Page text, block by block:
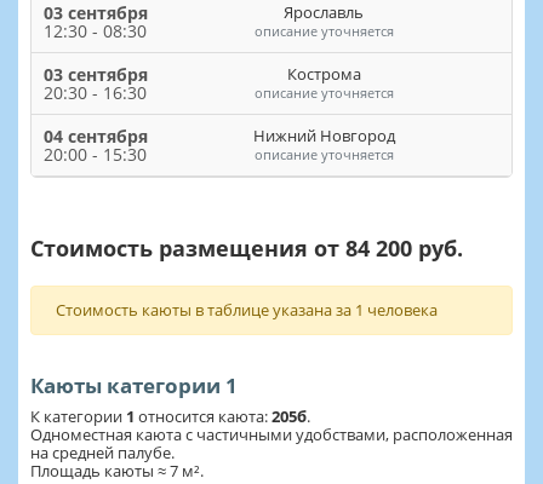
03 сентября
12:30 - 08:30
Ярославль
описание уточняется
03 сентября
20:30 - 16:30
Кострома
описание уточняется
04 сентября
20:00 - 15:30
Нижний Новгород
описание уточняется
Стоимость размещения от 84 200 руб.
Стоимость каюты в таблице указана за 1 человека
Каюты категории 1
К категории 1 относится каюта:205б.
Одноместная каюта с частичными удобствами, расположенная
на средней палубе.
Площадь каюты ≈ 7 м².